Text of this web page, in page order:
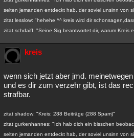
selten jemanden entdeckt hab, der soviel unsinn von
zitat lesslow: "hehehe ^^ kreis wird dir
zitat schdaiff: "Seine Sig beantwortet dir, warum Kreis
kreis
wenn sich jetzt aber jmd.
und es dir zum verzehr gibt, ist das
strafbar.
zitat shadow: "Kreis: 288 Beiträge (288 Spam)"
zitat gurkenhannes: "Ich hab dich ein bisschen
selten jemanden entdeckt hab, der soviel unsinn von